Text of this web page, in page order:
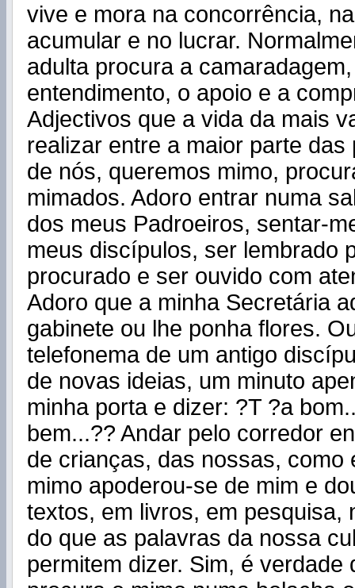
vive e mora na concorrência,
acumular e no lucrar.
adulta procura a
entendimento, o apoio e a
Adjectivos que a vida da mais
realizar entre a maior parte
de nós, queremos mimo,
mimados. Adoro entrar numa
dos meus Padroeiros, sentar-
meus discípulos, ser lembrado
procurado e ser ouvido com
Adoro que a minha Secretária
gabinete ou lhe ponha flores.
telefonema de um antigo
de novas ideias, um minuto
minha porta e dizer: ?T ?a
bem...?? Andar pelo corredor
de crianças, das nossas, como
mimo apoderou-se de mim e
textos, em livros, em pesquisa,
do que as palavras da nossa
permitem dizer. Sim, é verdade